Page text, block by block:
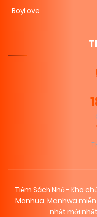
BoyLove
Tiệm Sách Nhỏ - Kho
Manhua, Manhwa
nhật mới